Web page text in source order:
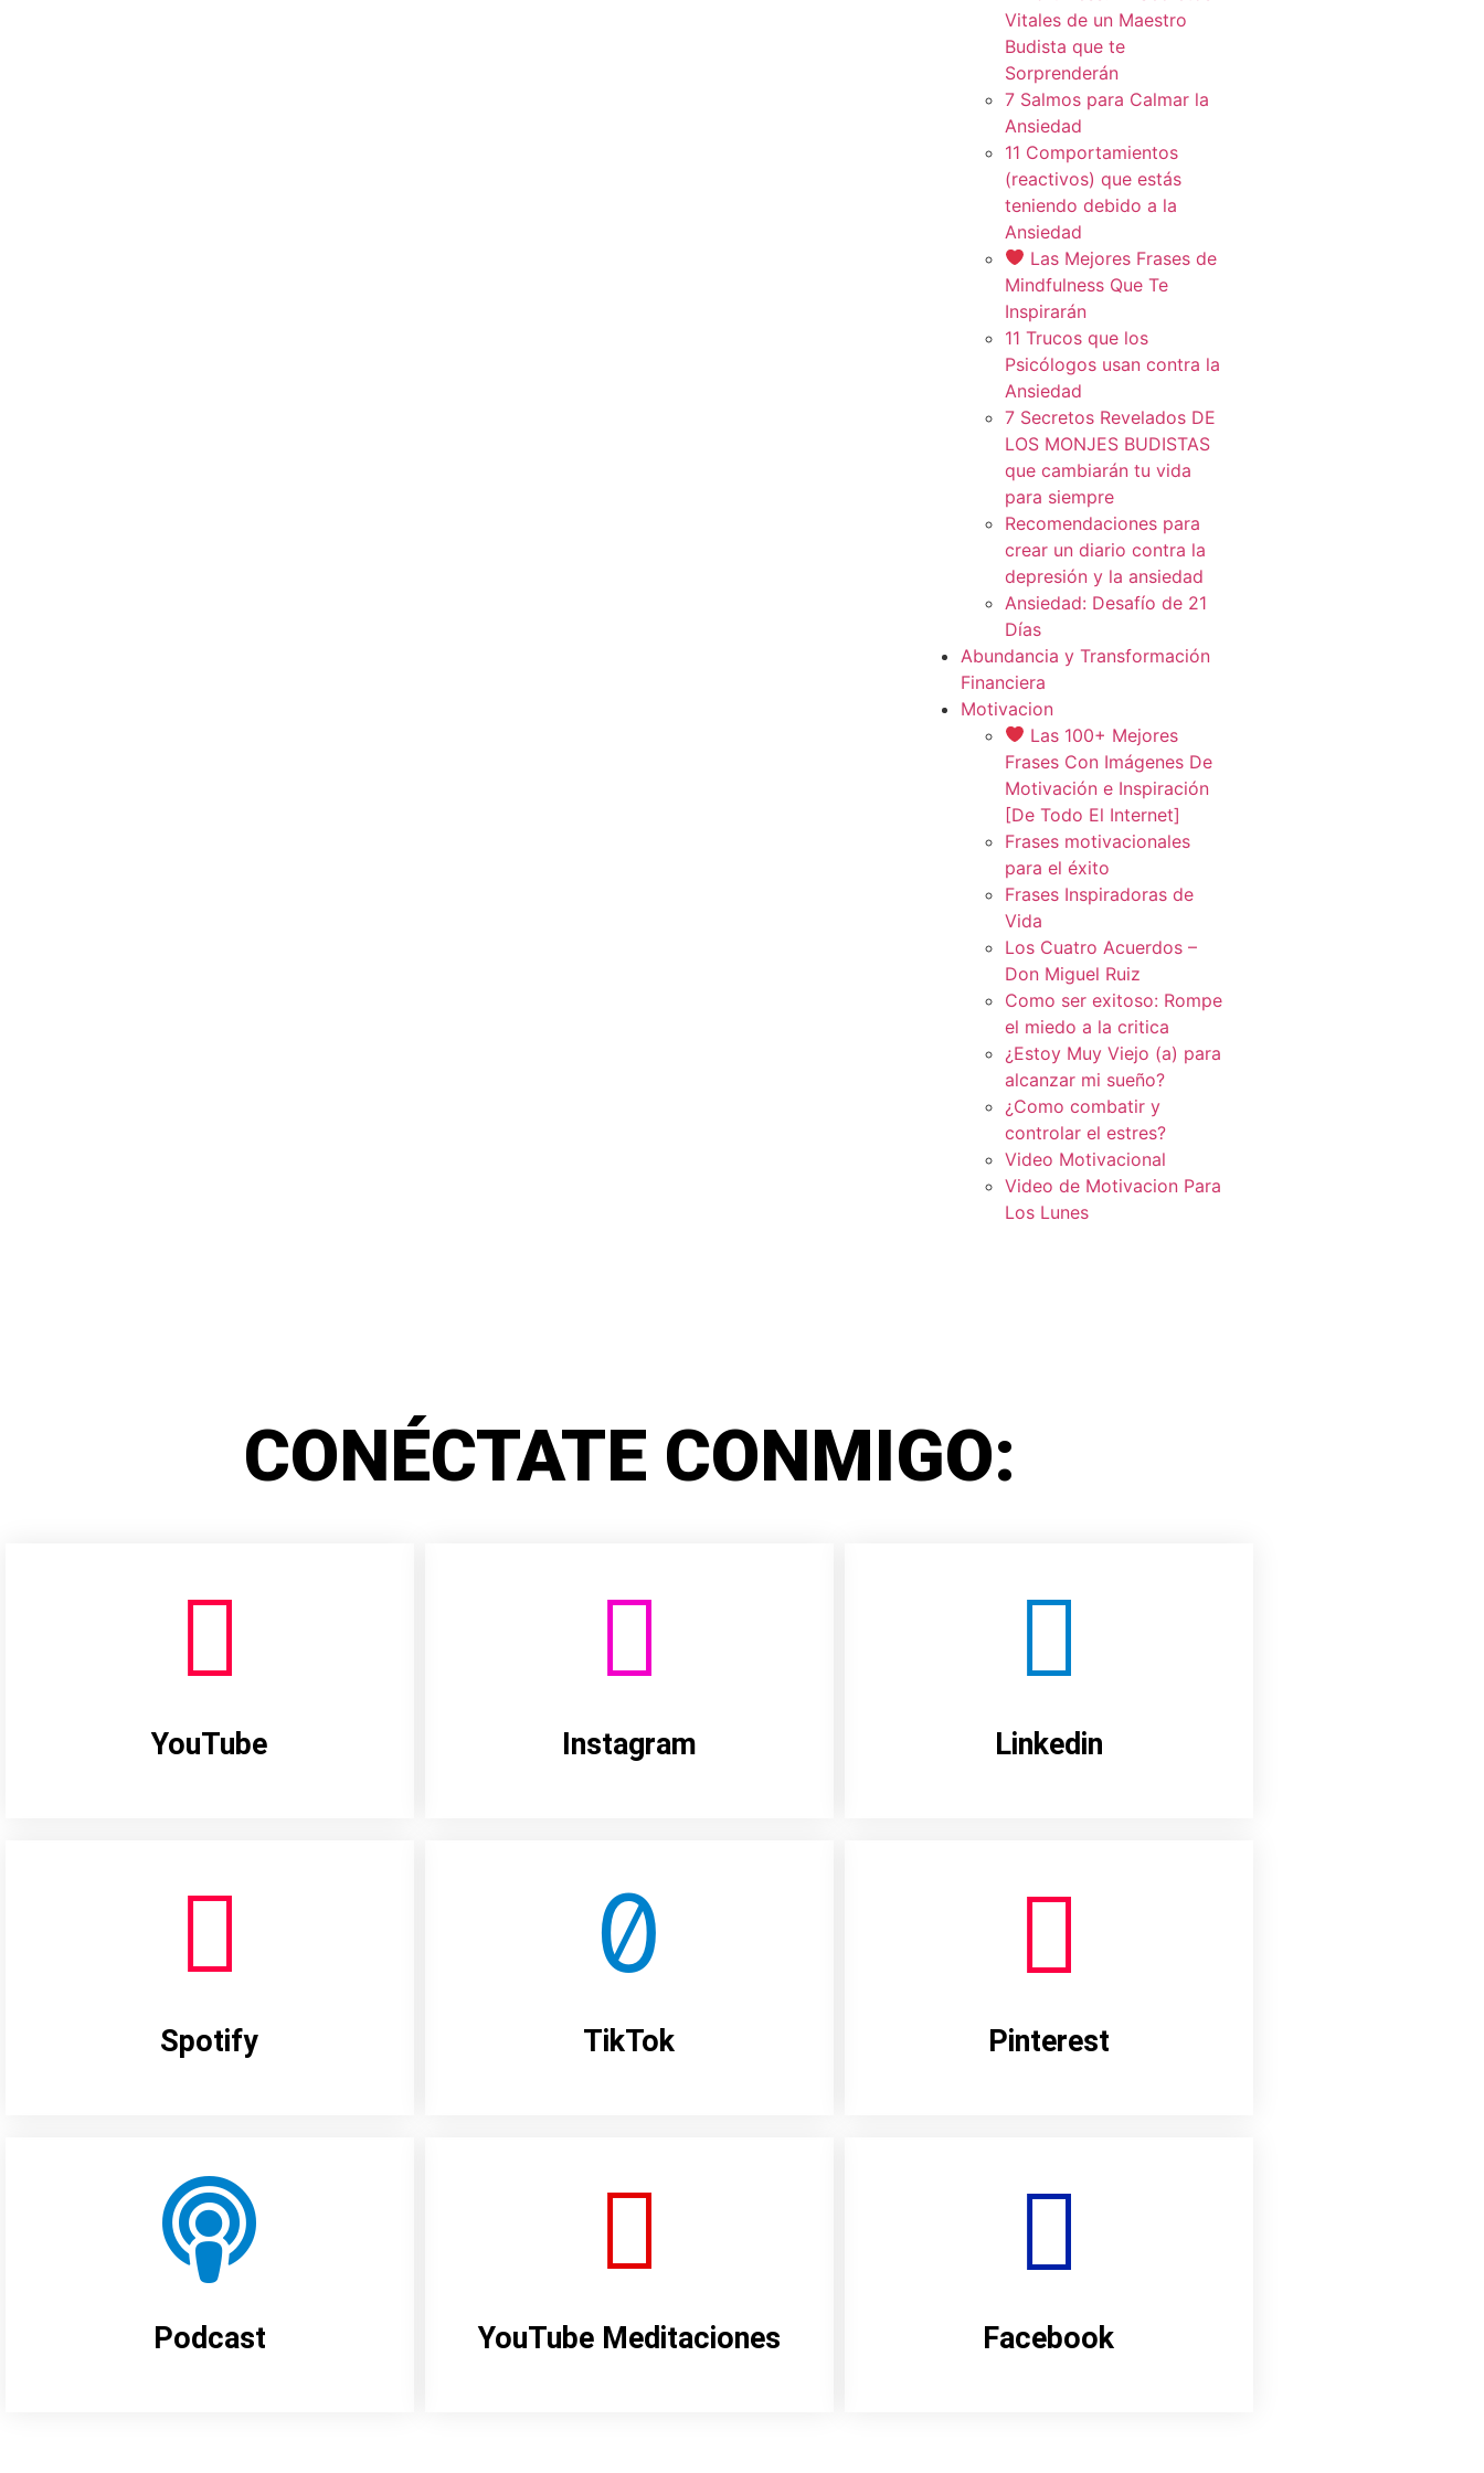
Vitales de un Maestro
Budista que te
Sorprenderán
7 Salmos para Calmar la
Ansiedad
11 Comportamientos
(reactivos) que estás
teniendo debido a la
Ansiedad
Las Mejores Frases de
Mindfulness Que Te
Inspirarán
11 Trucos que los
Psicólogos usan contra la
Ansiedad
7 Secretos Revelados DE
LOS MONJES BUDISTAS
que cambiarán tu vida
para siempre
Recomendaciones para
crear un diario contra la
depresión y la ansiedad
Ansiedad: Desafío de 21
Días
Abundancia y Transformación
Financiera
Motivacion
Las 100+ Mejores
Frases Con Imágenes De
Motivación e Inspiración
[De Todo El Internet]
Frases motivacionales
para el éxito
Frases Inspiradoras de
Vida
Los Cuatro Acuerdos –
Don Miguel Ruiz
Como ser exitoso: Rompe
el miedo a la critica
¿Estoy Muy Viejo (a) para
alcanzar mi sueño?
¿Como combatir y
controlar el estres?
Video Motivacional
Video de Motivacion Para
Los Lunes
CONÉCTATE CONMIGO:
YouTube Instagram Linkedin
Spotify TikTok Pinterest
Podcast YouTube Meditaciones Facebook